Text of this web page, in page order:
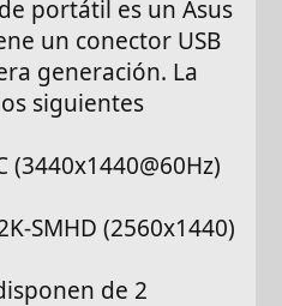
portátil es un Asus
un conector USB
generación. La
siguientes
(3440x1440@60Hz)
SMHD (2560x1440)
de 2